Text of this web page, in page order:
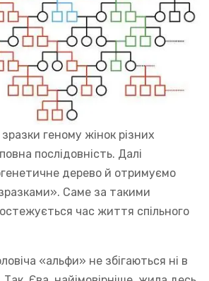
геному жінок різних
послідовність. Далі
дерево й отримуємо
Саме за такими
час життя спільного
«альфи» не збігаються ні в